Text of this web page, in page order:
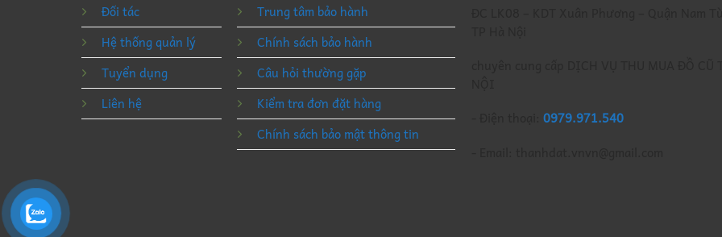
Đối tác
Hệ thống quản lý
Tuyển dụng
Liên hệ
Trung tâm bảo hành
Chính sách bảo hành
Câu hỏi thường gặp
Kiểm tra đơn đặt hàng
Chính sách bảo mật thông tin
0979.971.540